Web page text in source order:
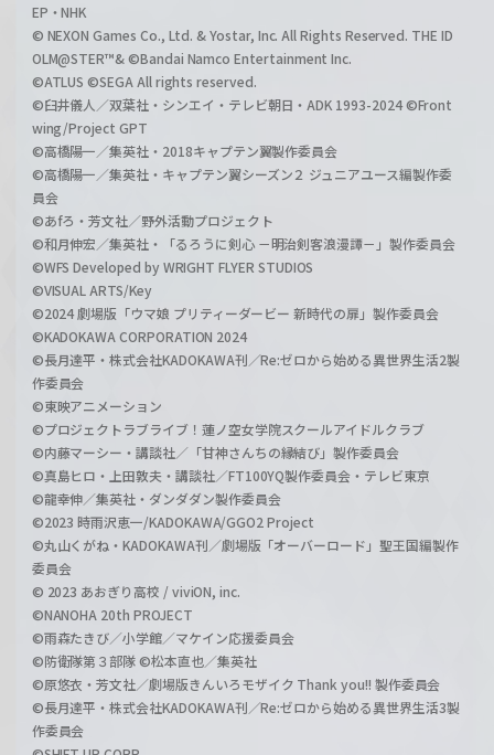
EP・NHK
© NEXON Games Co., Ltd. & Yostar, Inc. All Rights Reserved. THE ID
OLM@STER™& ©Bandai Namco Entertainment Inc.
©ATLUS ©SEGA All rights reserved.
©臼井儀人／双葉社・シンエイ・テレビ朝日・ADK 1993-2024 ©Front
wing/Project GPT
©高橋陽一／集英社・2018キャプテン翼製作委員会
©高橋陽一／集英社・キャプテン翼シーズン２ ジュニアユース編製作委
員会
©あfろ・芳文社／野外活動プロジェクト
©和月伸宏／集英社・「るろうに剣心 －明治剣客浪漫譚－」製作委員会
©WFS Developed by WRIGHT FLYER STUDIOS
©VISUAL ARTS/Key
©2024 劇場版「ウマ娘 プリティーダービー 新時代の扉」製作委員会
©KADOKAWA CORPORATION 2024
©長月達平・株式会社KADOKAWA刊／Re:ゼロから始める異世界生活2製
作委員会
©東映アニメーション
©プロジェクトラブライブ！蓮ノ空女学院スクールアイドルクラブ
©内藤マーシー・講談社／「甘神さんちの縁結び」製作委員会
©真島ヒロ・上田敦夫・講談社／FT100YQ製作委員会・テレビ東京
©龍幸伸／集英社・ダンダダン製作委員会
©2023 時雨沢恵一/KADOKAWA/GGO2 Project
©丸山くがね・KADOKAWA刊／劇場版「オーバーロード」聖王国編製作
委員会
© 2023 あおぎり高校 / viviON, inc.
©NANOHA 20th PROJECT
©雨森たきび／小学館／マケイン応援委員会
©防衛隊第３部隊 ©松本直也／集英社
©原悠衣・芳文社／劇場版きんいろモザイク Thank you!! 製作委員会
©長月達平・株式会社KADOKAWA刊／Re:ゼロから始める異世界生活3製
作委員会